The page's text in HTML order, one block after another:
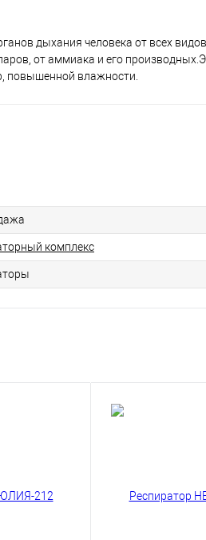
дыхания человека от всех
от аммиака и его
повышенной влажности.
комплекс